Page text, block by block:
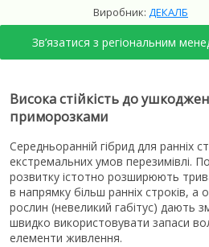
Виробник: ДЕКАЛБ
Зв’язатися з регіональним
Висока стійкість до
приморозками
Середньоранній гібрид для ранніх
екстремальних умов перезимівлі.
розвитку істотно розширюють
в напрямку більш ранніх строків, а
рослин (невеликий габітус) дають
швидко використовувати запаси
елементи живлення.